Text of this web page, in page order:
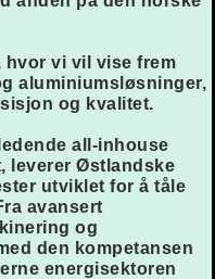
hvor vi vil vise frem
aluminiumsløsninger,
og kvalitet.
all-inhouse
leverer Østlandske
utviklet for å tåle
avansert
og
den kompetansen
energisektoren